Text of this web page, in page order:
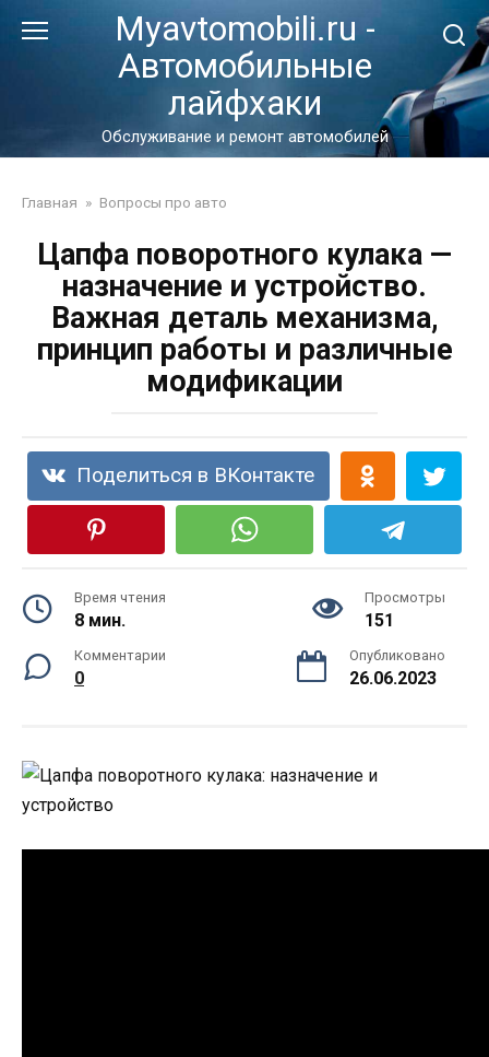
Myavtomobili.ru -
Автомобильные
лайфхаки
Обслуживание и ремонт автомобилей
Главная » Вопросы про авто
Цапфа поворотного кулака —
назначение и устройство.
Важная деталь механизма,
принцип работы и различные
модификации
Поделиться в ВКонтакте
Время чтения
8 мин.
Просмотры
151
Комментарии
0
Опубликовано
26.06.2023